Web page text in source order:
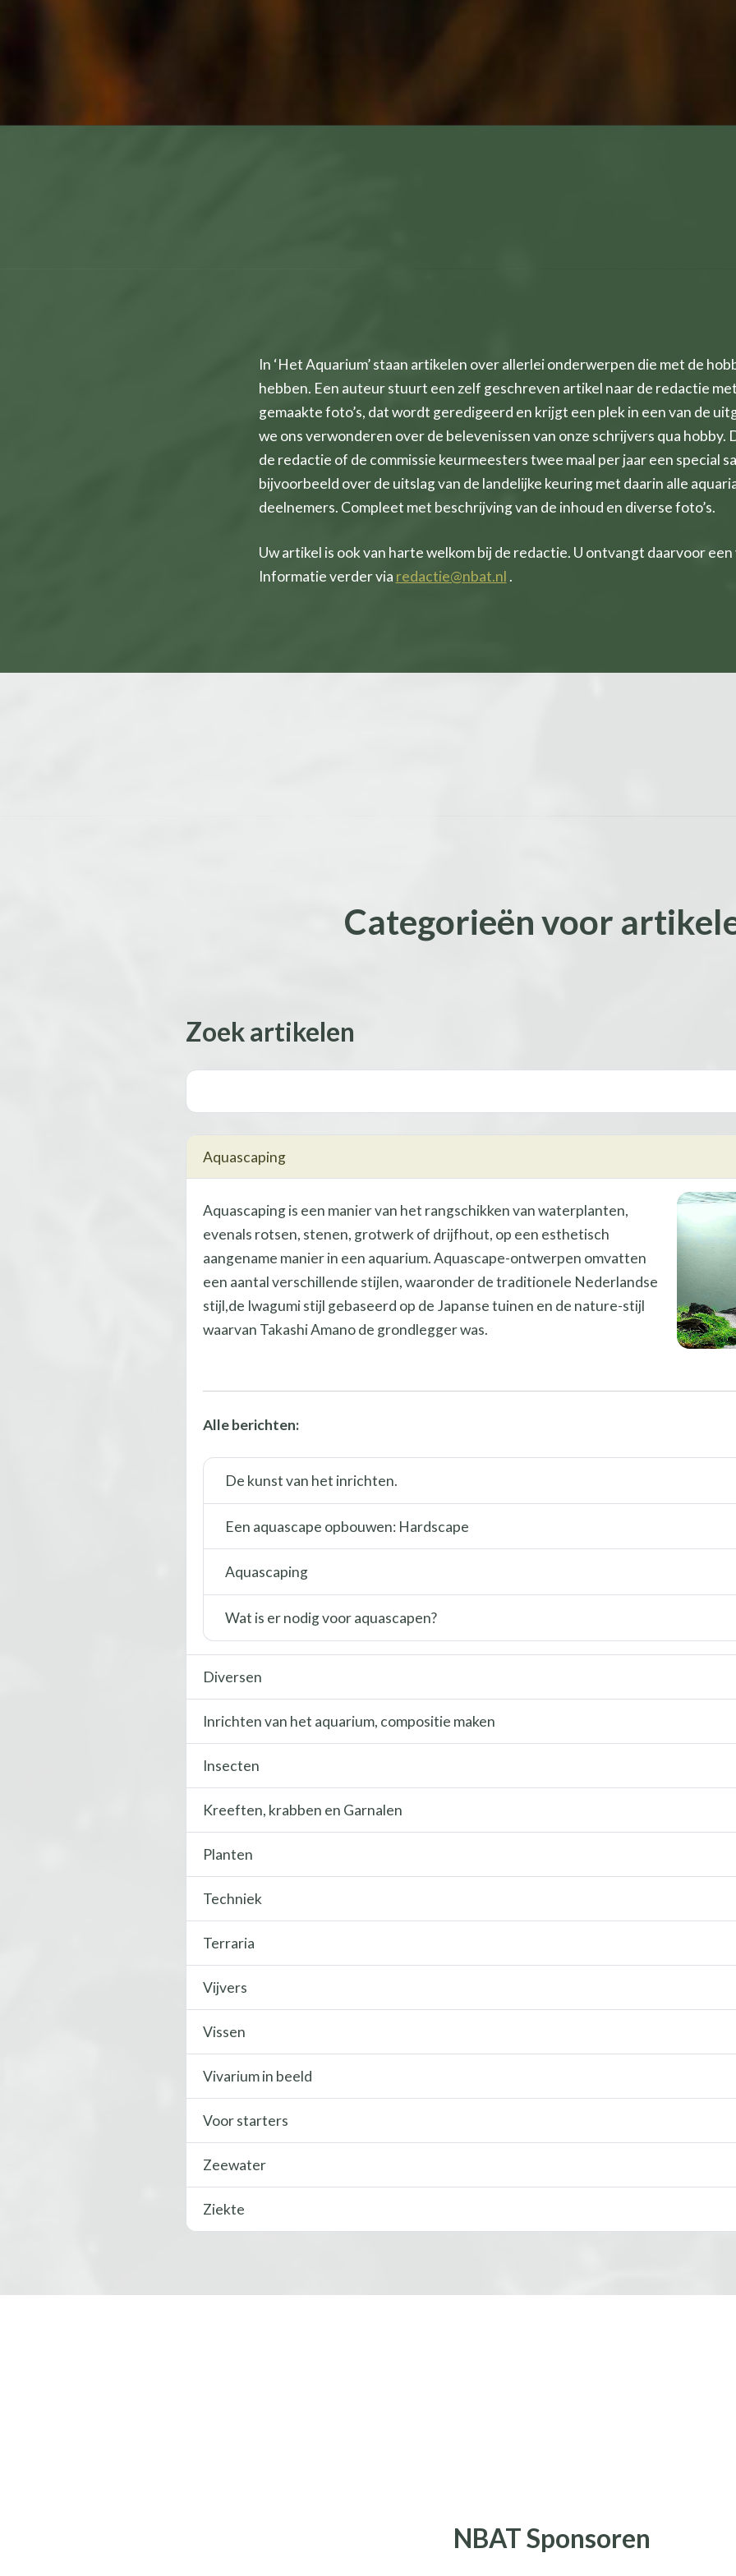
In ‘Het Aquarium’ staan artikelen over allerlei onderwerpen die met de
hebben. Een auteur stuurt een zelf geschreven artikel naar de redactie
gemaakte foto’s, dat wordt geredigeerd en krijgt een plek in een van de
we ons verwonderen over de belevenissen van onze schrijvers qua hobby.
de redactie of de commissie keurmeesters twee maal per jaar een special
bijvoorbeeld over de uitslag van de landelijke keuring met daarin alle
deelnemers. Compleet met beschrijving van de inhoud en diverse foto’s.
Uw artikel is ook van harte welkom bij de redactie. U ontvangt daarvoor
Informatie verder via redactie@nbat.nl .
Categorieën voor
Zoek artikelen
Aquascaping
Aquascaping is een manier van het rangschikken van waterplanten,
evenals rotsen, stenen, grotwerk of drijfhout, op een esthetisch
aangename manier in een aquarium. Aquascape-ontwerpen omvatten
een aantal verschillende stijlen, waaronder de traditionele Nederlandse
stijl,de Iwagumi stijl gebaseerd op de Japanse tuinen en de nature-stijl
waarvan Takashi Amano de grondlegger was.
Alle berichten:
De kunst van het inrichten.
Een aquascape opbouwen: Hardscape
Aquascaping
Wat is er nodig voor aquascapen?
Diversen
Inrichten van het aquarium, compositie maken
Insecten
Kreeften, krabben en Garnalen
Planten
Techniek
Terraria
Vijvers
Vissen
Vivarium in beeld
Voor starters
Zeewater
Ziekte
NBAT Sponsoren